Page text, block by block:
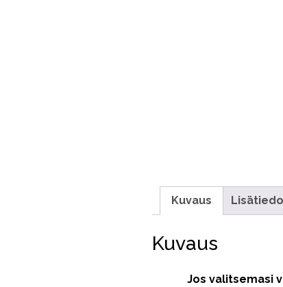
Kuvaus
Kuvaus
Jos valitsemasi